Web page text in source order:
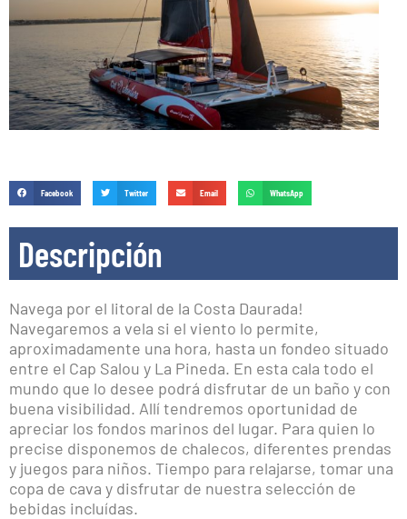
Facebook Twitter Email WhatsApp
Descripción
Navega por el litoral de la Costa Daurada!
Navegaremos a vela si el viento lo permite,
aproximadamente una hora, hasta un fondeo situado
entre el Cap Salou y La Pineda. En esta cala todo el
mundo que lo desee podrá disfrutar de un baño y con
buena visibilidad. Allí tendremos oportunidad de
apreciar los fondos marinos del lugar. Para quien lo
precise disponemos de chalecos, diferentes prendas
y juegos para niños. Tiempo para relajarse, tomar una
copa de cava y disfrutar de nuestra selección de
bebidas incluídas.